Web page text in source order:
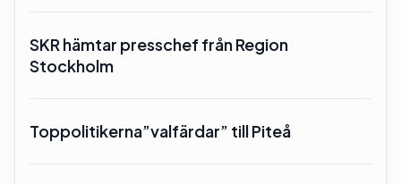
SKR hämtar presschef från Region
Stockholm
Toppolitikerna”valfärdar” till Piteå